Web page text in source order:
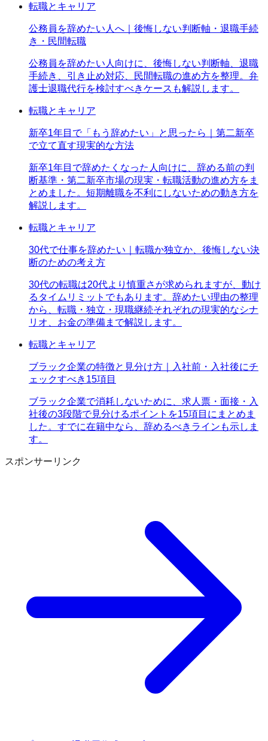
転職とキャリア
公務員を辞めたい人へ｜後悔しない判断軸・退職手続
き・民間転職
公務員を辞めたい人向けに、後悔しない判断軸、退職
手続き、引き止め対応、民間転職の進め方を整理。弁
護士退職代行を検討すべきケースも解説します。
転職とキャリア
新卒1年目で「もう辞めたい」と思ったら｜第二新卒
で立て直す現実的な方法
新卒1年目で辞めたくなった人向けに、辞める前の判
断基準・第二新卒市場の現実・転職活動の進め方をま
とめました。短期離職を不利にしないための動き方を
解説します。
転職とキャリア
30代で仕事を辞めたい｜転職か独立か、後悔しない決
断のための考え方
30代の転職は20代より慎重さが求められますが、動け
るタイムリミットでもあります。辞めたい理由の整理
から、転職・独立・現職継続それぞれの現実的なシナ
リオ、お金の準備まで解説します。
転職とキャリア
ブラック企業の特徴と見分け方｜入社前・入社後にチ
ェックすべき15項目
ブラック企業で消耗しないために、求人票・面接・入
社後の3段階で見分けるポイントを15項目にまとめま
した。すでに在籍中なら、辞めるべきラインも示しま
す。
スポンサーリンク